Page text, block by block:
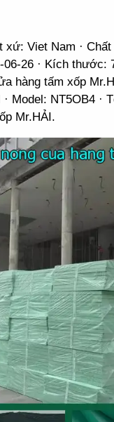
xứ: Viet Nam ·
06-26 · Kích thước:
hàng tấm xốp
Model: NT5OB4 ·
Mr.HẢI.